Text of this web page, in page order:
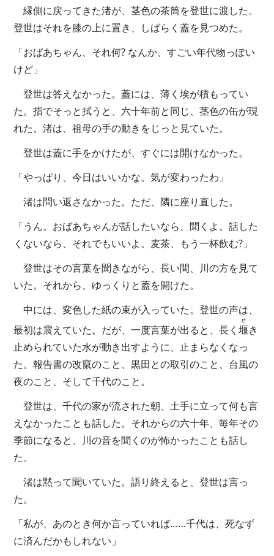
縁側に戻ってきた渚が、茎色の茶筒を登世に渡した。
登世はそれを膝の上に置き、しばらく蓋を見つめた。
「おばあちゃん、それ何? なんか、すごい年代物っぽい
けど」
登世は答えなかった。蓋には、薄く埃が積もってい
た。指でそっと拭うと、六十年前と同じ、茎色の缶が現
れた。渚は、祖母の手の動きをじっと見ていた。
登世は蓋に手をかけたが、すぐには開けなかった。
「やっぱり、今日はいいかな。気が変わったわ」
渚は問い返さなかった。ただ、隣に座り直した。
「うん。おばあちゃんが話したいなら、聞くよ。話した
くないなら、それでもいいよ。麦茶、もう一杯飲む?」
登世はその言葉を聞きながら、長い間、川の方を見て
いた。それから、ゆっくりと蓋を開けた。
中には、変色した紙の束が入っていた。登世の声は、
最初は震えていた。だが、一度言葉が出ると、長く堰
せ
き
止められていた水が動き出すように、止まらなくなっ
た。報告書の改竄のこと、黒田との取引のこと、台風の
夜のこと、そして千代のこと。
登世は、千代の家が流された朝、土手に立って何も言
えなかったことも話した。それからの六十年、毎年その
季節になると、川の音を聞くのが怖かったことも話し
た。
渚は黙って聞いていた。語り終えると、登世は言っ
た。
「私が、あのとき何か言っていれば……千代は、死なず
に済んだかもしれない」